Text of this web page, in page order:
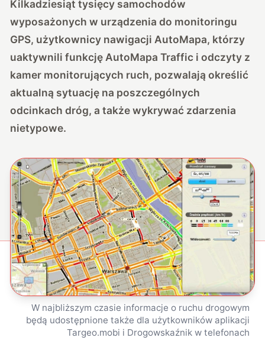
Kilkadziesiąt tysięcy samochodów
wyposażonych w urządzenia do monitoringu
GPS, użytkownicy nawigacji AutoMapa, którzy
uaktywnili funkcję AutoMapa Traffic i odczyty z
kamer monitorujących ruch, pozwalają określić
aktualną sytuację na poszczególnych
odcinkach dróg, a także wykrywać zdarzenia
nietypowe.
W najbliższym czasie informacje o ruchu drogowym
będą udostępnione także dla użytkowników aplikacji
Targeo.mobi i Drogowskaźnik w telefonach